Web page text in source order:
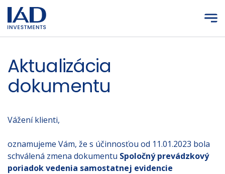
Prejsť na hlavný obsah
Aktualizácia
dokumentu
Vážení klienti,
oznamujeme Vám, že s účinnosťou od 11.01.2023 bola
schválená zmena dokumentu Spoločný prevádzkový
poriadok vedenia samostatnej evidencie